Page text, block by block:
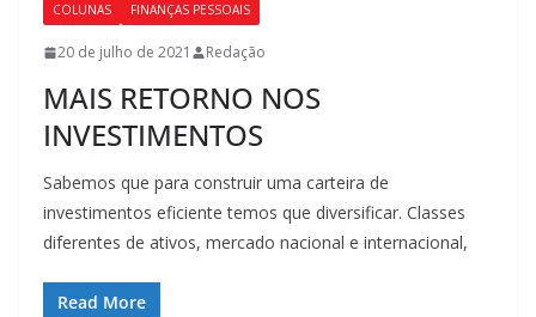
COLUNAS FINANÇAS PESSOAIS
20 de julho de 2021 Redação
MAIS RETORNO NOS
INVESTIMENTOS
Sabemos que para construir uma carteira de
investimentos eficiente temos que diversificar. Classes
diferentes de ativos, mercado nacional e internacional,
Read More